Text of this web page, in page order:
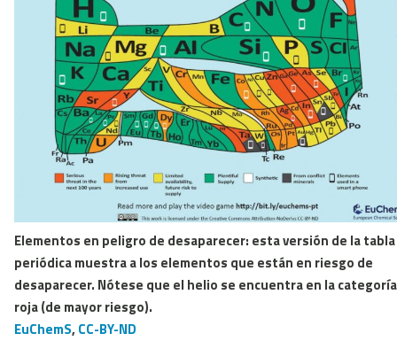
Elementos en peligro de desaparecer: esta versión de la tabla
periódica muestra a los elementos que están en riesgo de
desaparecer. Nótese que el helio se encuentra en la categoría
roja (de mayor riesgo).
EuChemS, CC-BY-ND